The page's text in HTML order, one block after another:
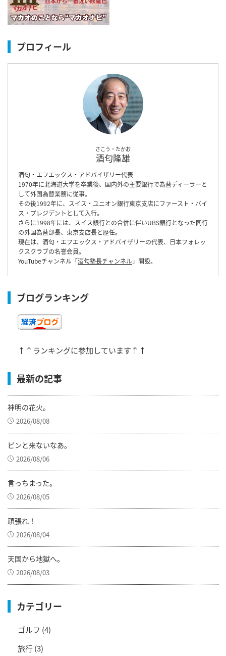
プロフィール
さこう・たかお
酒匂隆雄
酒匂・エフエックス・アドバイザリー代表
1970年に北海道大学を卒業後、国内外の主要銀行で為替ディーラーと
して外国為替業務に従事。
その後1992年に、スイス・ユニオン銀行東京支店にファースト・バイ
ス・プレジデントとして入行。
さらに1998年には、スイス銀行との合併に伴いUBS銀行となった同行
の外国為替部長、東京支店長と歴任。
現在は、酒匂・エフエックス・アドバイザリーの代表、日本フォレッ
クスクラブの名誉会員。
YouTubeチャンネル「酒匂塾長チャンネル」開設。
ブログランキング
↑↑ランキングに参加しています↑↑
最新の記事
神明の花火。
2026/08/08
ピンと来ないなあ。
2026/08/06
言っちまった。
2026/08/05
頑張れ！
2026/08/04
天国から地獄へ。
2026/08/03
カテゴリー
ゴルフ (4)
旅行(3)